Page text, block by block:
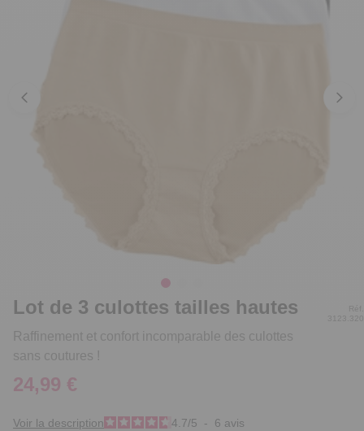
Lot de 3 culottes tailles hautes
Raffinement et confort incomparable des culottes
sans coutures !
Réf.
24,99 €
Voir la description 4.7/5 - 6 avis